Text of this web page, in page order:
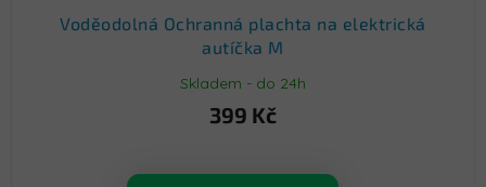
Voděodolná Ochranná plachta na elektrická
autíčka M
Skladem - do 24h
399 Kč